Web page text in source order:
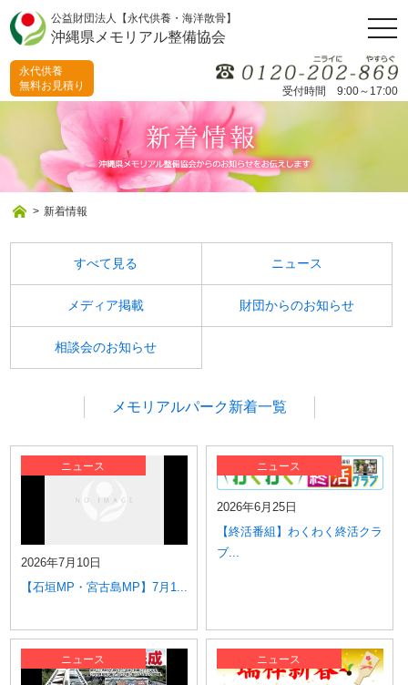
公益財団法人【永代供養・海洋散骨】
沖縄県メモリアル整備協会
受付時間 9:00～17:00
永代供養
無料お見積り
> 新着情報
すべて見る ニュース
メディア掲載 財団からのお知らせ
相談会のお知らせ
メモリアルパーク新着一覧
大里メモリアルパーク
具志川メモリアルパーク
宮古島メモリアルパーク
泡瀬メモリアルパーク
名護やんばるメモリアルパーク
石垣メモリアルパーク
ニュース
2026年7月10日
【石垣MP・宮古島MP】7月1...
ニュース
2026年6月25日
【終活番組】わくわく終活クラ
ブ...
ニュース ニュース